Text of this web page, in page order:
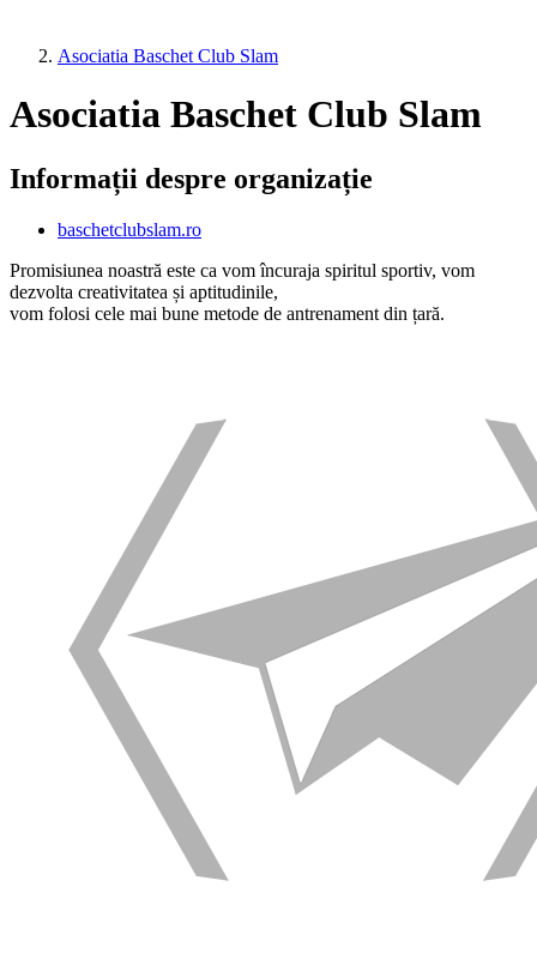
Asociatia Baschet Club Slam
Asociatia Baschet Club Slam
Informații despre organizație
baschetclubslam.ro
Promisiunea noastră este ca vom încuraja spiritul sportiv, vom
dezvolta creativitatea și aptitudinile,
vom folosi cele mai bune metode de antrenament din țară.